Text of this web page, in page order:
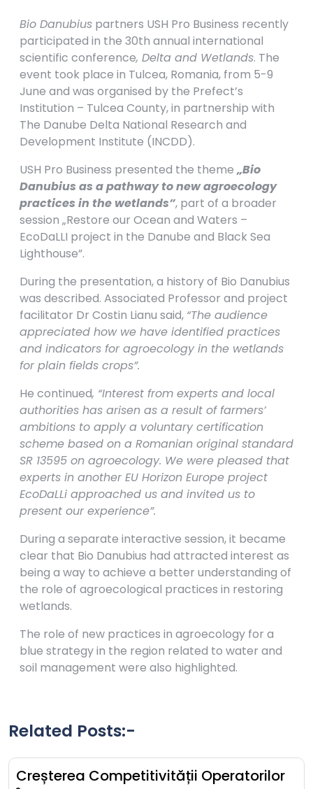
Bio Danubius partners USH Pro Business recently
participated in the 30th annual international
scientific conference, Delta and Wetlands. The
event took place in Tulcea, Romania, from 5-9
June and was organised by the Prefect’s
Institution – Tulcea County, in partnership with
The Danube Delta National Research and
Development Institute (INCDD).
USH Pro Business presented the theme „Bio
Danubius as a pathway to new agroecology
practices in the wetlands”, part of a broader
session „Restore our Ocean and Waters –
EcoDaLLI project in the Danube and Black Sea
Lighthouse”.
During the presentation, a history of Bio Danubius
was described. Associated Professor and project
facilitator Dr Costin Lianu said, “The audience
appreciated how we have identified practices
and indicators for agroecology in the wetlands
for plain fields crops”.
He continued, “Interest from experts and local
authorities has arisen as a result of farmers’
ambitions to apply a voluntary certification
scheme based on a Romanian original standard
SR 13595 on agroecology. We were pleased that
experts in another EU Horizon Europe project
EcoDaLLi approached us and invited us to
present our experience”.
During a separate interactive session, it became
clear that Bio Danubius had attracted interest as
being a way to achieve a better understanding of
the role of agroecological practices in restoring
wetlands.
The role of new practices in agroecology for a
blue strategy in the region related to water and
soil management were also highlighted.
Related Posts:-
Creșterea Competitivității Operatorilor